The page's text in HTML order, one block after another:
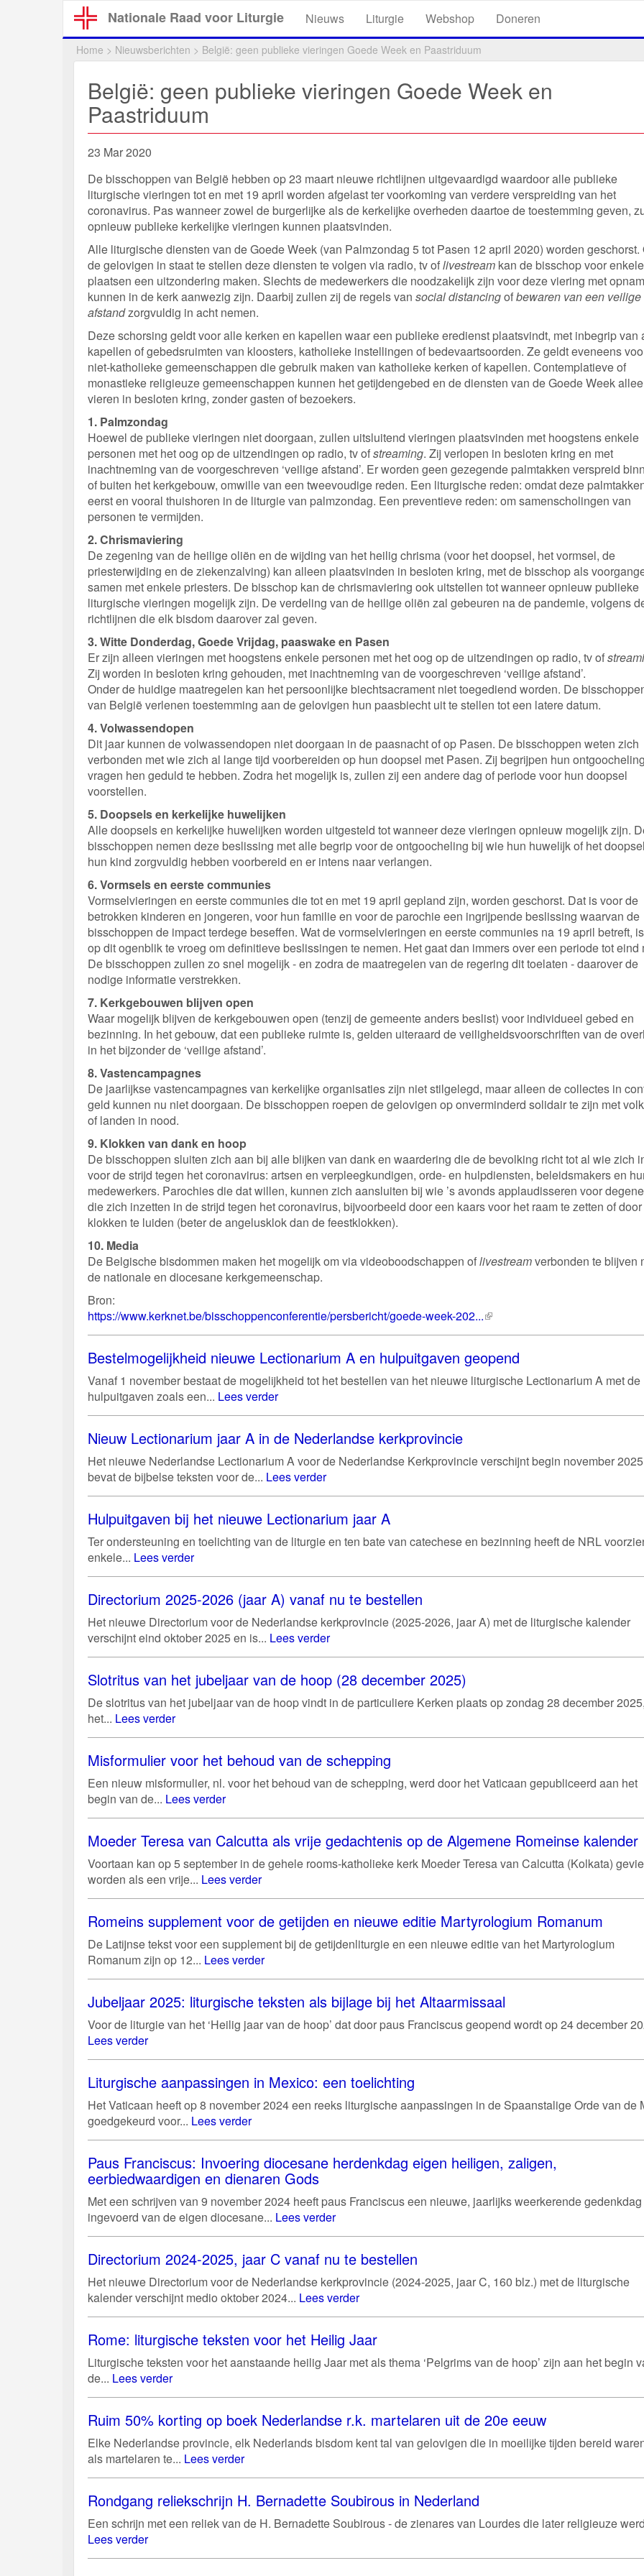
Nationale Raad voor Liturgie Nieuws Liturgie Webshop Doneren
Home > Nieuwsberichten > België: geen publieke vieringen Goede Week en Paastriduum
België: geen publieke vieringen Goede Week en
Paastriduum
23 Mar 2020
De bisschoppen van België hebben op 23 maart nieuwe richtlijnen uitgevaardigd waardoor alle publieke
liturgische vieringen tot en met 19 april worden afgelast ter voorkoming van verdere verspreiding van het
coronavirus. Pas wanneer zowel de burgerlijke als de kerkelijke overheden daartoe de toestemming geven,
opnieuw publieke kerkelijke vieringen kunnen plaatsvinden.
Alle liturgische diensten van de Goede Week (van Palmzondag 5 tot Pasen 12 april 2020) worden geschorst.
de gelovigen in staat te stellen deze diensten te volgen via radio, tv oflivestream kan de bisschop voor enkele
plaatsen een uitzondering maken. Slechts de medewerkers die noodzakelijk zijn voor deze viering met
kunnen in de kerk aanwezig zijn. Daarbij zullen zij de regels van social distancingofbewaren van een veilige
afstandzorgvuldig in acht nemen.
Deze schorsing geldt voor alle kerken en kapellen waar een publieke eredienst plaatsvindt, met inbegrip van
kapellen of gebedsruimten van kloosters, katholieke instellingen of bedevaartsoorden. Ze geldt eveneens
niet-katholieke gemeenschappen die gebruik maken van katholieke kerken of kapellen. Contemplatieve of
monastieke religieuze gemeenschappen kunnen het getijdengebed en de diensten van de Goede Week
vieren in besloten kring, zonder gasten of bezoekers.
1. Palmzondag
Hoewel de publieke vieringen niet doorgaan, zullen uitsluitend vieringen plaatsvinden met hoogstens enkele
personen met het oog op de uitzendingen op radio, tv ofstreaming. Zij verlopen in besloten kring en met
inachtneming van de voorgeschreven ‘veilige afstand’. Er worden geen gezegende palmtakken verspreid
of buiten het kerkgebouw, omwille van een tweevoudige reden. Een liturgische reden: omdat deze
eerst en vooral thuishoren in de liturgie van palmzondag. Een preventieve reden: om samenscholingen van
personen te vermijden.
2. Chrismaviering
De zegening van de heilige oliën en de wijding van het heilig chrisma (voor het doopsel, het vormsel, de
priesterwijding en de ziekenzalving) kan alleen plaatsvinden in besloten kring, met de bisschop als
samen met enkele priesters. De bisschop kan de chrismaviering ook uitstellen tot wanneer opnieuw publieke
liturgische vieringen mogelijk zijn. De verdeling van de heilige oliën zal gebeuren na de pandemie, volgens
richtlijnen die elk bisdom daarover zal geven.
3. Witte Donderdag, Goede Vrijdag, paaswake en Pasen
Er zijn alleen vieringen met hoogstens enkele personen met het oog op de uitzendingen op radio, tv of
Zij worden in besloten kring gehouden, met inachtneming van de voorgeschreven ‘veilige afstand’.
Onder de huidige maatregelen kan het persoonlijke biechtsacrament niet toegediend worden. De
van België verlenen toestemming aan de gelovigen hun paasbiecht uit te stellen tot een latere datum.
4. Volwassendopen
Dit jaar kunnen de volwassendopen niet doorgaan in de paasnacht of op Pasen. De bisschoppen weten zich
verbonden met wie zich al lange tijd voorbereiden op hun doopsel met Pasen. Zij begrijpen hun
vragen hen geduld te hebben. Zodra het mogelijk is, zullen zij een andere dag of periode voor hun doopsel
voorstellen.
5. Doopsels en kerkelijke huwelijken
Alle doopsels en kerkelijke huwelijken worden uitgesteld tot wanneer deze vieringen opnieuw mogelijk zijn.
bisschoppen nemen deze beslissing met alle begrip voor de ontgoocheling bij wie hun huwelijk of het
hun kind zorgvuldig hebben voorbereid en er intens naar verlangen.
6. Vormsels en eerste communies
Vormselvieringen en eerste communies die tot en met 19 april gepland zijn, worden geschorst. Dat is voor de
betrokken kinderen en jongeren, voor hun familie en voor de parochie een ingrijpende beslissing waarvan de
bisschoppen de impact terdege beseffen. Wat de vormselvieringen en eerste communies na 19 april betreft,
op dit ogenblik te vroeg om definitieve beslissingen te nemen. Het gaat dan immers over een periode tot eind
De bisschoppen zullen zo snel mogelijk - en zodra de maatregelen van de regering dit toelaten - daarover de
nodige informatie verstrekken.
7. Kerkgebouwen blijven open
Waar mogelijk blijven de kerkgebouwen open (tenzij de gemeente anders beslist) voor individueel gebed en
bezinning. In het gebouw, dat een publieke ruimte is, gelden uiteraard de veiligheidsvoorschriften van de
in het bijzonder de ‘veilige afstand’.
8. Vastencampagnes
De jaarlijkse vastencampagnes van kerkelijke organisaties zijn niet stilgelegd, maar alleen de collectes in
geld kunnen nu niet doorgaan. De bisschoppen roepen de gelovigen op onverminderd solidair te zijn met
of landen in nood.
9. Klokken van dank en hoop
De bisschoppen sluiten zich aan bij alle blijken van dank en waardering die de bevolking richt tot al wie zich
voor de strijd tegen het coronavirus: artsen en verpleegkundigen, orde- en hulpdiensten, beleidsmakers en
medewerkers. Parochies die dat willen, kunnen zich aansluiten bij wie ’s avonds applaudisseren voor
die zich inzetten in de strijd tegen het coronavirus, bijvoorbeeld door een kaars voor het raam te zetten of
klokken te luiden (beter de angelusklok dan de feestklokken).
10. Media
De Belgische bisdommen maken het mogelijk om via videoboodschappen oflivestreamverbonden te blijven
de nationale en diocesane kerkgemeenschap.
Bron:
https://www.kerknet.be/bisschoppenconferentie/persbericht/goede-week-202...(externe
link)
Bestelmogelijkheid nieuwe Lectionarium A en hulpuitgaven geopend
Vanaf 1 november bestaat de mogelijkheid tot het bestellen van het nieuwe liturgische Lectionarium A met de
hulpuitgaven zoals een... Lees verder
Nieuw Lectionarium jaar A in de Nederlandse kerkprovincie
Het nieuwe Nederlandse Lectionarium A voor de Nederlandse Kerkprovincie verschijnt begin november
bevat de bijbelse teksten voor de... Lees verder
Hulpuitgaven bij het nieuwe Lectionarium jaar A
Ter ondersteuning en toelichting van de liturgie en ten bate van catechese en bezinning heeft de NRL
enkele... Lees verder
Directorium 2025-2026 (jaar A) vanaf nu te bestellen
Het nieuwe Directorium voor de Nederlandse kerkprovincie (2025-2026, jaar A) met de liturgische kalender
verschijnt eind oktober 2025 en is... Lees verder
Slotritus van het jubeljaar van de hoop (28 december 2025)
De slotritus van het jubeljaar van de hoop vindt in de particuliere Kerken plaats op zondag 28 december
het... Lees verder
Misformulier voor het behoud van de schepping
Een nieuw misformulier, nl. voor het behoud van de schepping, werd door het Vaticaan gepubliceerd aan het
begin van de... Lees verder
Moeder Teresa van Calcutta als vrije gedachtenis op de Algemene Romeinse kalender
Voortaan kan op 5 september in de gehele rooms-katholieke kerk Moeder Teresa van Calcutta (Kolkata)
worden als een vrije... Lees verder
Romeins supplement voor de getijden en nieuwe editie Martyrologium Romanum
De Latijnse tekst voor een supplement bij de getijdenliturgie en een nieuwe editie van het Martyrologium
Romanum zijn op 12... Lees verder
Jubeljaar 2025: liturgische teksten als bijlage bij het Altaarmissaal
Voor de liturgie van het ‘Heilig jaar van de hoop’ dat door paus Franciscus geopend wordt op 24 december
Lees verder
Liturgische aanpassingen in Mexico: een toelichting
Het Vaticaan heeft op 8 november 2024 een reeks liturgische aanpassingen in de Spaanstalige Orde van de
goedgekeurd voor... Lees verder
Paus Franciscus: Invoering diocesane herdenkdag eigen heiligen, zaligen,
eerbiedwaardigen en dienaren Gods
Met een schrijven van 9 november 2024 heeft paus Franciscus een nieuwe, jaarlijks weerkerende gedenkdag
ingevoerd van de eigen diocesane... Lees verder
Directorium 2024-2025, jaar C vanaf nu te bestellen
Het nieuwe Directorium voor de Nederlandse kerkprovincie (2024-2025, jaar C, 160 blz.) met de liturgische
kalender verschijnt medio oktober 2024... Lees verder
Rome: liturgische teksten voor het Heilig Jaar
Liturgische teksten voor het aanstaande heilig Jaar met als thema ‘Pelgrims van de hoop’ zijn aan het begin
de... Lees verder
Ruim 50% korting op boek Nederlandse r.k. martelaren uit de 20e eeuw
Elke Nederlandse provincie, elk Nederlands bisdom kent tal van gelovigen die in moeilijke tijden bereid
als martelaren te... Lees verder
Rondgang reliekschrijn H. Bernadette Soubirous in Nederland
Een schrijn met een reliek van de H. Bernadette Soubirous - de zienares van Lourdes die later religieuze
Lees verder